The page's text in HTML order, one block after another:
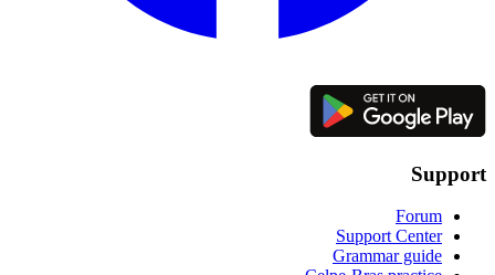
Support
Forum
Support Center
Grammar guide